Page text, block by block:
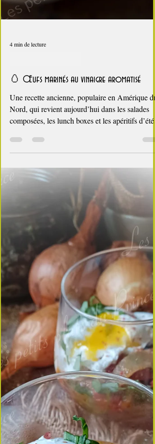
4 min de lecture
Conserves au vinaigre
🥚 Œufs marinés au vinaigre aromatisé
Nord, qui revient aujourd’hui dans les salades
composées, les lunch boxes et les apéritifs d’été.
Les œufs durcis prennent du caractère au fil des
jours : texture plus ferme, saveurs plus profondes,
couleurs possibles selon les aromates. À
consommer après 7 jours de marinade, puis dans
le mois qui suit, en conservant au réfrigérateur. 1
Ingrédients pour 1 bocal de 8 œufs : 8 œufs de
poule 50 cl de vinaigre de cidre 25 cl de vin